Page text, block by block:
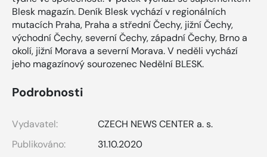
Blesk magazín. Deník Blesk vychází v regionálních
mutacích Praha, Praha a střední Čechy, jižní Čechy,
východní Čechy, severní Čechy, západní Čechy, Brno a
okolí, jižní Morava a severní Morava. V neděli vychází
jeho magazínový sourozenec Nedělní BLESK.
Podrobnosti
Vydavatel:
CZECH NEWS CENTER a. s.
Publikováno:
31.10.2020